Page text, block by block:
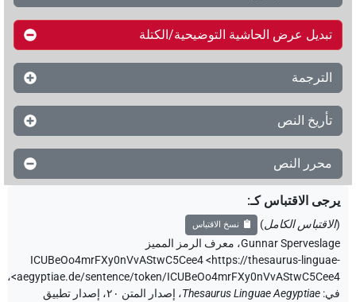
تبديل عرض الحاشية التوضيحية/الكتلة
الترجمة
تأريخ النص
محرر النص
يرجى الاقتباس كـ:
الاقتباس الكامل) نسخ الاقتباس
Gunnar Sperveslage،معرف الرمز المميز
ICUBeOo4mrFXy0nVvAStwC5Cee4 <https://thesaurus-linguae-
aegyptiae.de/sentence/token/ICUBeOo4mrFXy0nVvAStwC5Cee4> ،
:
Thesaurus Linguae Aegyptiae،
إصدار المتن ٢٠، إصدار تطبيق